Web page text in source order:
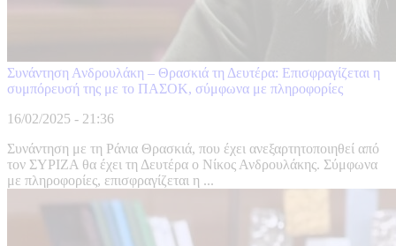
Συνάντηση Ανδρουλάκη – Θρασκιά τη Δευτέρα: Επισφραγίζεται η
συμπόρευσή της με το ΠΑΣΟΚ, σύμφωνα με πληροφορίες
16/02/2025 - 21:36
Συνάντηση με τη Ράνια Θρασκιά, που έχει ανεξαρτητοποιηθεί από
τον ΣΥΡΙΖΑ θα έχει τη Δευτέρα ο Νίκος Ανδρουλάκης. Σύμφωνα
με πληροφορίες, επισφραγίζεται η ...